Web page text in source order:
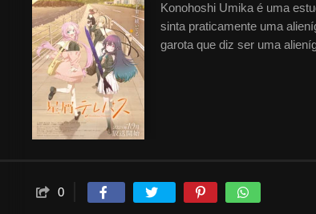
Konohoshi Umika é uma
sinta praticamente uma
garota que diz ser uma
0